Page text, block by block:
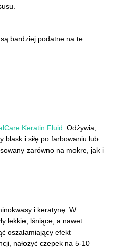
bardziej podatne na te
Keratin Fluid. Odżywia,
blask i siłę po farbowaniu lub
zarówno na mokre, jak i
i keratynę. W
lekkie, lśniące, a nawet
oszałamiający efekt
nałożyć czepek na 5-10